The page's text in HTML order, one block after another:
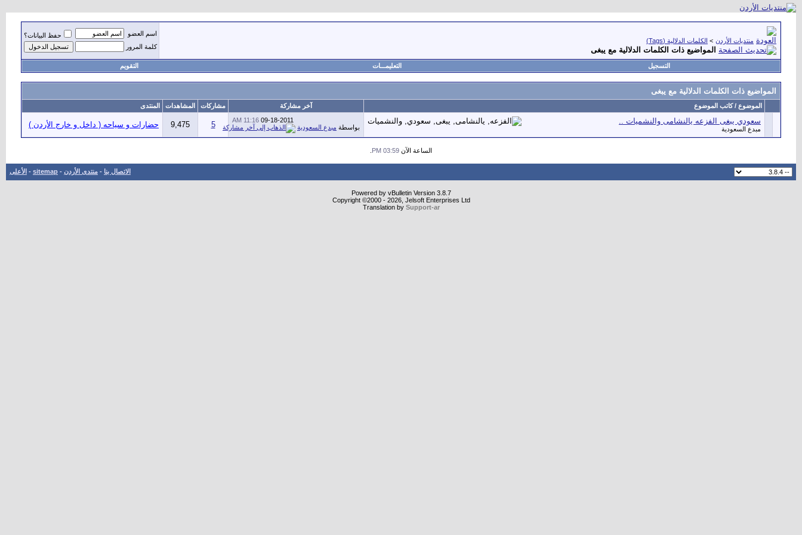
منتديات الأردن > الكلمات الدلالية (Tags)
المواضيع ذات الكلمات الدلالية مع يبغى
اسم العضو
حفظ البيانات؟
كلمة المرور
التسجيل التعليمـــات التقويم
المواضيع ذات الكلمات الدلالية مع يبغى
الموضوع / كاتب الموضوع آخر مشاركة مشاركات المشاهدات المنتدى
سعودي يبغى الفزعه يالنشامى والنشميات ..
مبدع السعودية
09-18-2011
11:16 AM
بواسطة مبدع السعودية 5
9,475 حضارات و سياحه ( داخل و خارج الأردن )
الساعة الآن 03:59 PM
الاتصال بنا - منتدى الأردن -
sitemap
- الأعلى
Powered by vBulletin Version 3.8.7
Copyright ©2000 - 2026, Jelsoft Enterprises Ltd
Translation by Support-ar